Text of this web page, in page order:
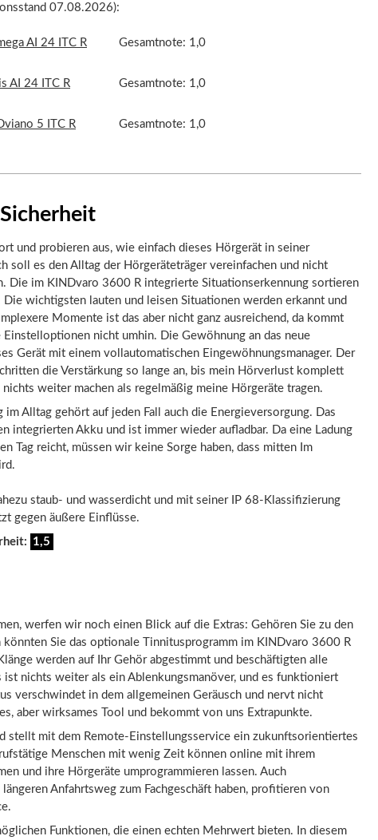
07.08.2026):
AI 24 ITC R Gesamtnote: 1,0
AI 24 ITC R Gesamtnote: 1,0
5 ITC R Gesamtnote: 1,0
und probieren aus, wie einfach dieses Hörgerät in seiner
soll es den Alltag der Hörgeräteträger vereinfachen und nicht
Die im KINDvaro 3600 R integrierte Situationserkennung sortieren
wichtigsten lauten und leisen Situationen werden erkannt und
Momente ist das aber nicht ganz ausreichend, da kommt
Einstelloptionen nicht umhin. Die Gewöhnung an das neue
Gerät mit einem vollautomatischen Eingewöhnungsmanager. Der
die Verstärkung so lange an, bis mein Hörverlust komplett
weiter machen als regelmäßig meine Hörgeräte tragen.
im Alltag gehört auf jeden Fall auch die Energieversorgung. Das
integrierten Akku und ist immer wieder aufladbar. Da eine Ladung
Tag reicht, müssen wir keine Sorge haben, dass mitten Im
staub- und wasserdicht und mit seiner IP 68-Klassifizierung
gegen äußere Einflüsse.
1,5
werfen wir noch einen Blick auf die Extras: Gehören Sie zu den
könnten Sie das optionale Tinnitusprogramm im KINDvaro 3600 R
werden auf Ihr Gehör abgestimmt und beschäftigten alle
ist nichts weiter als ein Ablenkungsmanöver, und es funktioniert
verschwindet in dem allgemeinen Geräusch und nervt nicht
aber wirksames Tool und bekommt von uns Extrapunkte.
stellt mit dem Remote-Einstellungsservice ein zukunftsorientiertes
Menschen mit wenig Zeit können online mit ihrem
und ihre Hörgeräte umprogrammieren lassen. Auch
Anfahrtsweg zum Fachgeschäft haben, profitieren von
Funktionen, die einen echten Mehrwert bieten. In diesem